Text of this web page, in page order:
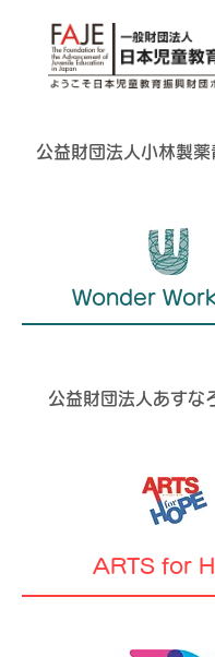
公益財団法人小林製薬
Wonder
公益財団法人あすな
ARTS for